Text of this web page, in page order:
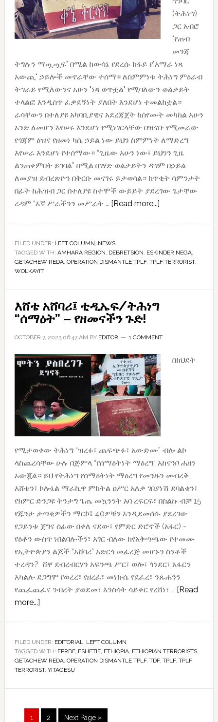
(ትሕነግ)
ጋር አብሮ
"የጠብ
መንጃ
ትግሉን ማጧጧፍ" በሚል ከውሳኔ የደረሱ ክፋይ የ"አማራ ነጻ
አውጪ" ኃይሎች መኖራቸው ተሰማ። ለስምምነቱ ትሕነግ ምዕራብ
ትግራይ የሚለውንና አሁን "ነጻ ወጥቷል" የሚባለውን ወልቃይት
ተላልፎ እንዲሰጥ ፈቃደኝነት ያለበት እንደሆነ ተመልክቷል።
ራሳቸውን በተለያዩ አካባቢያዊና አደረጃጀት ከሰየሙት መካከል አሁን
አንድ ለመሆን እየሠሩ እንደሆነ የሚነገርላቸው በዝናቡ የሚመራው
የጎጃም ዕዝና የዘመነ ካሴ ኃይል ነው ይህን ስምምነት ለማድረግ
እየሠራ እንደሆነ የተሰማው። “ጊዜው አሁን ነው፤ ይህንን ጊዜ
ልንጠቀምበት ይገባል” በሚል በገሃድ ወልቃይትን ዳግም በኃይል
ለመያዝ ደብረጽዮን በቅርቡ መናገሩ ይታወሳል። ከጥቂት ሳምንታት
በፊት ከሕዝብ ጋር በተለያዩ ከተሞች ውይይት ያደረገው ጌታቸው
ረዳም “እኛ ሥራችንን መሥራት … [Read more...]about
ወልቃይትን
መስዋዕት
የ”አማራ
ነጻ
FILED UNDER: LEFT COLUMN, NEWS
TAGGED WITH: AMHARA REGION, DEBRETSION, ESKINDER NEGA,
GETACHEW REDA, OPERATION DISMANTLE TPLF, TPLF TERRORIST,
WOLKAYIT
እሸቴ አሸባሪ፤ ቲዲኤፍ/ትሕነግ
“ሰማዕት” – የዘመናችን ጉድ!
OCTOBER 7, 2023 06:47 AM BY EDITOR 1 COMMENT
በክህደት
የሚታወቀው ትሕነግ “ዝረፉ፣ ጨፍጭፉ፣ አውድሙ” ብሎ ልኮ
ላስጨረሳቸው ሁሉ በጅምላ “የሰማዕትነት ማዕረግ” አከናንቦ ሐዘን
አውጇል። ይህ የትሕነግ የሰማዕትነት ማዕረግ የመንዙን መብረቅ
እሸቴን፣ ኮሎኔል ማራኪዋ ምክትል ዐሥር አለቃ ገበያነሽ ደባልቄን፣
የክምር ድንጋዩ ትንታግ ጌጤ መኳንንት አባ ረፍርፍ፣ በስልኩ ብቻ 15
የጁንታ ታጣቂዎችን ማርኮ፤ 40ዎቹን እንዲደመሰሱ ያደረገው
የጋይንቱ ጀግና ሰፊው በቀለ ናደው፣ የምድር ድሮኖች (አፋር) -
የዕቶን ውስጥ ነበልባሎችን፣ አገር ብለው ከየአቅጣጫው የተመሙ
የኢትዮጵያን ልጆች “አሸባሪ” አድርጎ መፈረጅ መሆኑን ስንቶች
ተረዳን? ሸዋ ደብረብርሃን አፍንጫ ሥር፣ ወሎ፣ ጎንደር፣ አፋርን
አካልሎ ደጋግሞ የወረረ፣ የዘረፈ፣ መነኩሴ የደፈረ፣ ንጹሐንን
የጨፈጨፈና ንብረት ያወደመ፣ እንስሳት ሳይቀር የረሸነ፣ … [Read
more...]about
ቲዲኤፍ/
ትሕነግ
“ሰማዕት”
የዘመናችን
FILED UNDER: EDITORIAL, LEFT COLUMN
TAGGED WITH: EPRDF, ESHETIE, ETHIOPIA, ETHIOPIAN TERRORISTS,
GETACHEW REDA, OPERATION DISMANTLE TPLF, TDF, TPLF, TPLF
TERRORIST, YITAGESU
Page
1 Page
2 Next Page »